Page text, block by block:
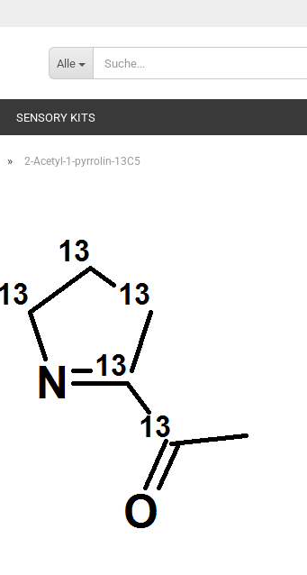
Alle
SENSORY KITS
» 2-Acetyl-1-pyrrolin-13C5